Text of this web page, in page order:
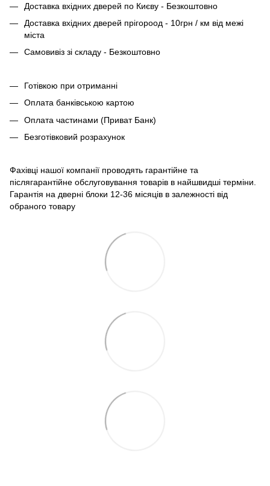
Доставка вхідних дверей по Києву - Безкоштовно
Доставка вхідних дверей прігороод - 10грн / км від межі
міста
Самовивіз зі складу - Безкоштовно
Готівкою при отриманні
Оплата банківською картою
Оплата частинами (Приват Банк)
Безготівковий розрахунок
Фахівці нашої компанії проводять гарантійне та
післягарантійне обслуговування товарів в найшвидші терміни.
Гарантія на дверні блоки 12-36 місяців в залежності від
обраного товару